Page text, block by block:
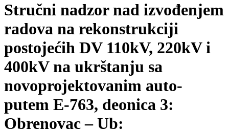
Stručni nadzor nad izvođenjem
radova na rekonstrukciji
postojećih DV 110kV, 220kV i
400kV na ukrštanju sa
novoprojektovanim auto-
putem E-763, deonica 3:
Obrenovac – Ub: